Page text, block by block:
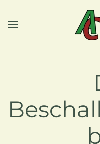
Skip to main content